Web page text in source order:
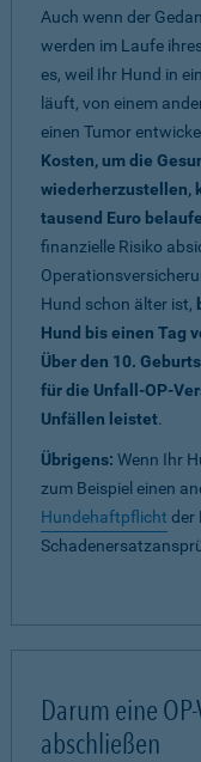
Auch wenn der
werden im Laufe
es, weil Ihr Hund in
läuft, von einem
einen Tumor
Kosten, um die
wiederherzustellen,
tausend Euro
finanzielle Risiko
Hund schon älter ist,
Hund bis einen Tag
Über den 10.
für die Unfall-OP-
Unfällen leistet.
Übrigens: Wenn Ihr
zum Beispiel einen
Hundehaftpflicht der
Darum eine
abschließen